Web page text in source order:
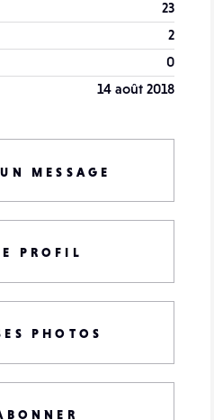
23
2
0
14 août 2018
MESSAGE
PROFIL
PHOTOS